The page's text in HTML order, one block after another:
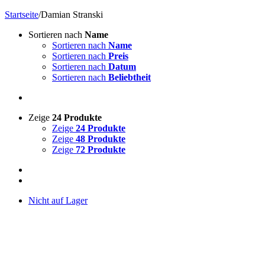
Startseite/Damian Stranski
Sortieren nach Name
Sortieren nach Name
Sortieren nach Preis
Sortieren nach Datum
Sortieren nach Beliebtheit
Zeige 24 Produkte
Zeige 24 Produkte
Zeige 48 Produkte
Zeige 72 Produkte
Nicht auf Lager